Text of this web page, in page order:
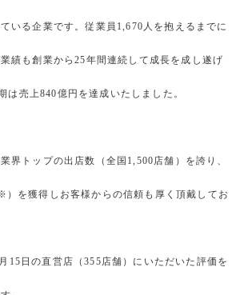
いる企業です。従業員1,670人を抱えるまでに
績も創業から25年間連続して成長を成し遂げ
は売上840億円を達成いたしました。
界トップの出店数（全国1,500店舗）を誇り、
を獲得しお客様からの信頼も厚く頂戴してお
15日の直営店（355店舗）にいただいた評価を